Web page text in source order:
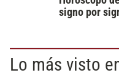
signo por
Lo más visto